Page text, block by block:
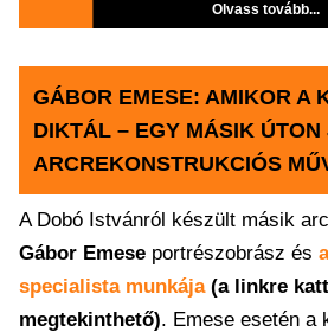
Olvass tovább...
GÁBOR EMESE: AMIKOR A
DIKTÁL – EGY MÁSIK ÚTON
ARCREKONSTRUKCIÓS
A Dobó Istvánról készült másik
Gábor Emese portrészobrász és
specialista munkája(a linkre
megtekinthető). Emese esetén a